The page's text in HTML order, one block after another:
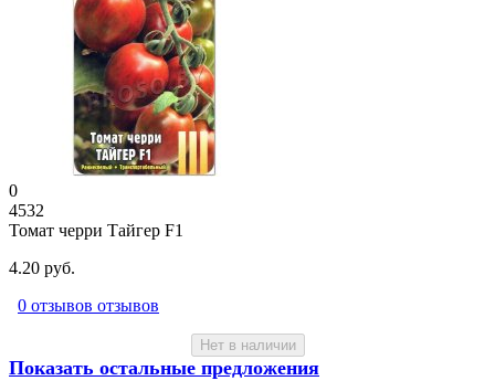
0
4532
Томат черри Тайгер F1
4.20 руб.
0 отзывов отзывов
Нет в наличии
Показать остальные предложения